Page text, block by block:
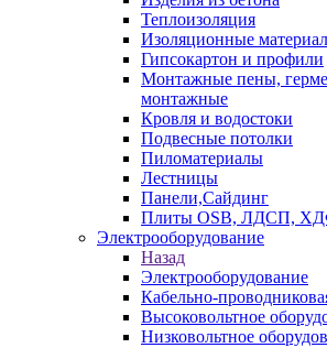
Теплоизоляция
Изоляционные
Гипсокартон и профили
Монтажные пены,
монтажные
Кровля и водостоки
Подвесные потолки
Пиломатериалы
Лестницы
Панели,Сайдинг
Плиты OSB, ЛДСП,
Электрооборудование
Назад
Электрооборудование
Кабельно-
Высоковольтное
Низковольтное